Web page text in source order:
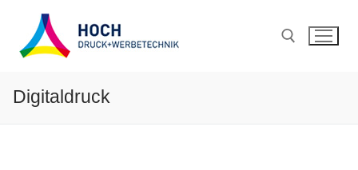
Digitaldruck